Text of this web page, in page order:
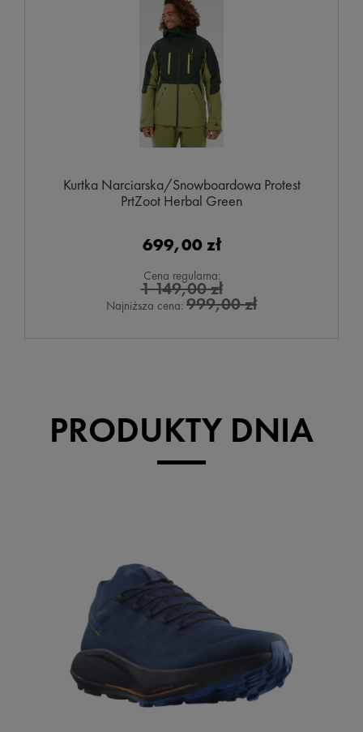
Kurtka Narciarska/Snowboardowa Protest
PrtZoot Herbal Green
699,00 zł
Cena regularna:
1 149,00 zł
Najniższa cena: 999,00 zł
PRODUKTY DNIA